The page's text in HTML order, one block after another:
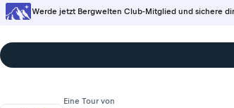
Werde jetzt Bergwelten Club-Mitglied und sichere
Eine Tour von